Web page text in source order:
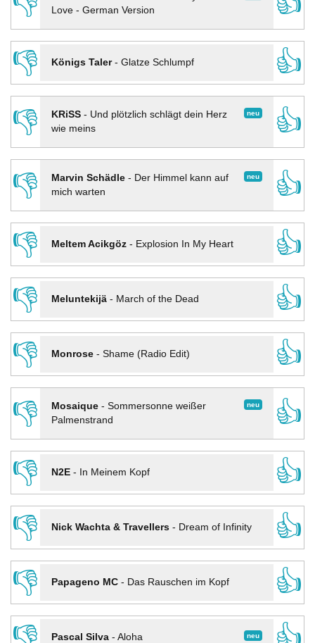
Love - German Version
👎
Königs Taler- Glatze Schlumpf
👍
👎
neu
KRiSS- Und plötzlich schlägt dein Herz
wie meins
👍
👎 neu
Marvin Schädle- Der Himmel kann auf
mich warten
👍
👎
Meltem Acikgöz- Explosion In My Heart
👍
👎
Meluntekijä- March of the Dead
👍
👎
Monrose- Shame (Radio Edit)
👍
👎
neu
Mosaique- Sommersonne weißer
Palmenstrand
👍
👎
N2E- In Meinem Kopf
👍
👎
Nick Wachta & Travellers- Dream of Infinity
👍
👎
Papageno MC- Das Rauschen im Kopf
👍
neu
Pascal Silva- Aloha